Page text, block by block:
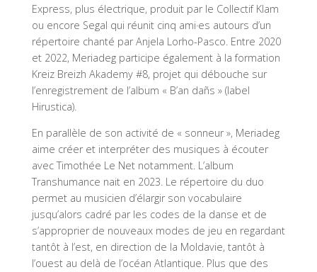
Express, plus électrique, produit par le Collectif Klam
ou encore Segal qui réunit cinq ami·es autours d’un
répertoire chanté par Anjela Lorho-Pasco. Entre 2020
et 2022, Meriadeg participe également à la formation
Kreiz Breizh Akademy #8, projet qui débouche sur
l’enregistrement de l’album « B’an dañs » (label
Hirustica).
En parallèle de son activité de « sonneur », Meriadeg
aime créer et interpréter des musiques à écouter
avec Timothée Le Net notamment. L’album
Transhumance nait en 2023. Le répertoire du duo
permet au musicien d’élargir son vocabulaire
jusqu’alors cadré par les codes de la danse et de
s’approprier de nouveaux modes de jeu en regardant
tantôt à l’est, en direction de la Moldavie, tantôt à
l’ouest au delà de l’océan Atlantique. Plus que des